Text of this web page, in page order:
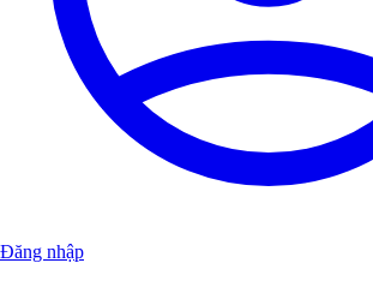
Đăng nhập